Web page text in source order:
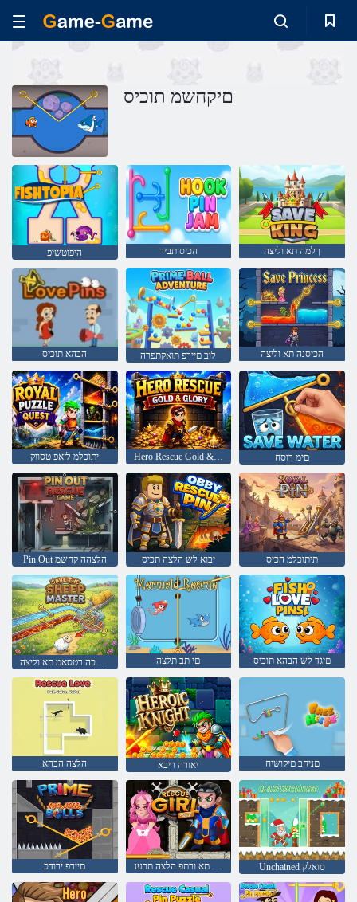
םיקחשמ תוכיס
היפוטשיפ הכיס תביר ךלמה תא וליצה
הבהא תוכיס לוב םיירפ תואקתפרה הכיסנה תא וליצה
יתוכלמ לזאפ טסווק Hero Rescue Gold & Glory םימ ךוסח
Pin Out הלצהה קחשמ יבוא לש הלצה תכיס תיתוכלמ הכיס
םי תב תלצה םיגד לש הבהא תוכיס
הלצה הבהא יאורה ריבא םניחב םיקושיח
םיירפ ירודכ לזאפה תא ורתפ הלצה תרענ Unchained סואלק